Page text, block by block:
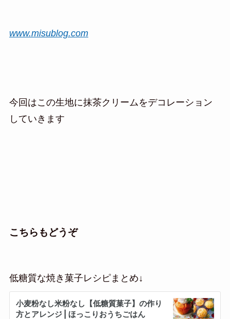
www.misublog.com
今回はこの生地に抹茶クリームをデコレーション
していきます
こちらもどうぞ
低糖質な焼き菓子レシピまとめ↓